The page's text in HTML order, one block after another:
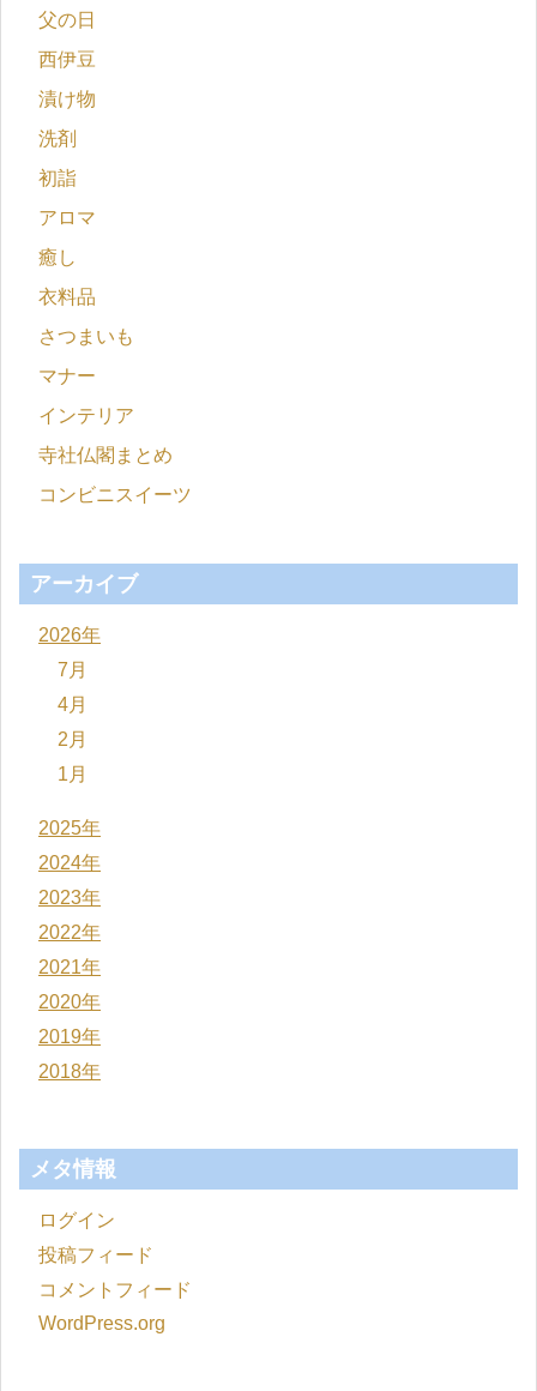
父の日
西伊豆
漬け物
洗剤
初詣
アロマ
癒し
衣料品
さつまいも
マナー
インテリア
寺社仏閣まとめ
コンビニスイーツ
アーカイブ
2026年
7月
4月
2月
1月
2025年
2024年
2023年
2022年
2021年
2020年
2019年
2018年
メタ情報
ログイン
投稿フィード
コメントフィード
WordPress.org